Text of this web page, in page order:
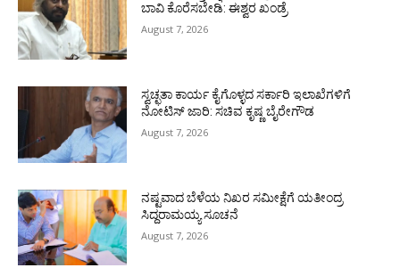
ಬಾವಿ ಕೊರೆಸಬೇಡಿ: ಈಶ್ವರ ಖಂಡ್ರೆ
August 7, 2026
ಸ್ವಚ್ಛತಾ ಕಾರ್ಯ ಕೈಗೊಳ್ಳದ ಸರ್ಕಾರಿ ಇಲಾಖೆಗಳಿಗೆ
ನೋಟಿಸ್ ಜಾರಿ: ಸಚಿವ ಕೃಷ್ಣ ಬೈರೇಗೌಡ
August 7, 2026
ನಷ್ಟವಾದ ಬೆಳೆಯ ನಿಖರ ಸಮೀಕ್ಷೆಗೆ ಯತೀಂದ್ರ
ಸಿದ್ದರಾಮಯ್ಯ ಸೂಚನೆ
August 7, 2026